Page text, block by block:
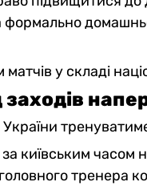
формально
матчів у складі
України
київським часом
тренера